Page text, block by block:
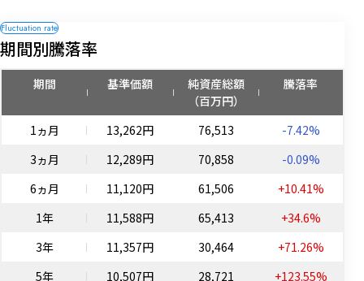
期間別騰落率
期間 基準価額
純資産総額
（百万円）
騰落率
1ヵ月 13,262円 76,513
-7.42%
3ヵ月
12,289円 70,858
-0.09%
6ヵ月
11,120円 61,506
+10.41%
1年
11,588円 65,413
+34.6%
3年
11,357円 30,464
+71.26%
5年
10,507円 28,721
+123.55%